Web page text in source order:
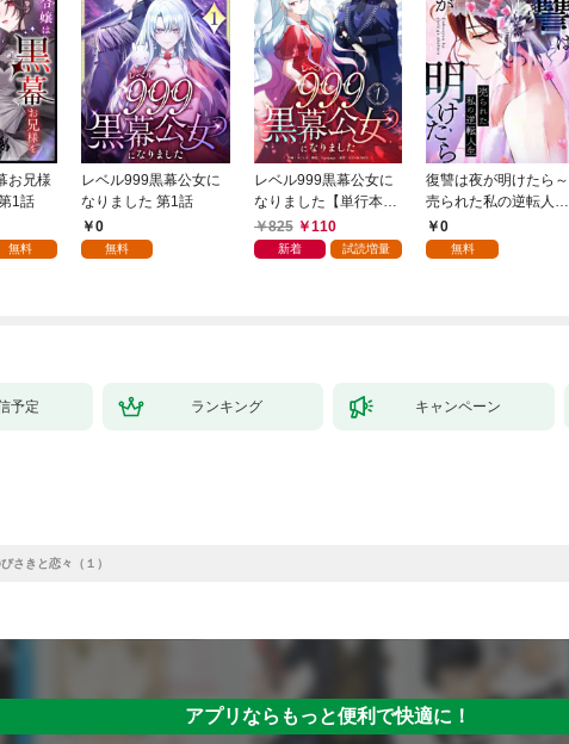
お兄様
1話
無料
レベル999黒幕公女に
なりました 第1話
0
無料
レベル999黒幕公女に
なりました【単行本
版】 1巻
825 110
新着 試読増量
復讐は夜が明けたら～
売られた私の逆転人生
(1)0
無料
予定 ランキング キャンペーン
さきと恋々（１）
アプリならもっと便利で快適に！